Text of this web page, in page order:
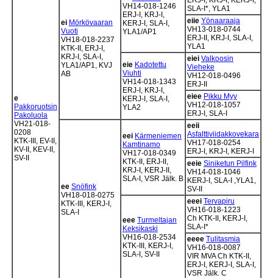
e
Pakkoruotsin
Pakoluola
VH21-018-
0208
KTK-III, EV-II,
KV-II, KEV-II,
SV-II
ei Mörkövaaran
Vuoti
VH18-018-2237
KTK-II, ERJ-I,
KRJ-I, SLA-I,
YLA1/AP1, KVJ
AB
VH14-018-1246
ERJ-I, KRJ-I,
KERJ-I, SLA-I,
YLA1/AP1
SLA-I*, YLA1
eiie Yönaaraaja
VH13-018-0744
ERJ-II, KRJ-I, SLA-I,
YLA1
eie Kadotettu
Viuhti
VH14-018-1343
ERJ-I, KRJ-I,
KERJ-I, SLA-I,
YLA2
eiei Valkoosin
Vieheke
VH12-018-0496
ERJ-II
eiee Pikku Myy
VH12-018-1057
ERJ-I, SLA-I
ee Snöfink
VH18-018-0275
KTK-III, KERJ-I,
SLA-I
eei Kärmeniemen
Kamtinamo
VH17-018-0349
KTK-II, ERJ-II,
KRJ-I, KERJ-II,
SLA-I, VSR Jälk. B
eeii
Asfalttiviidakkovekara
VH17-018-0254
ERJ-I, KRJ-I, KERJ-I
eeie Siniketun Pilfink
VH14-018-1046
KERJ-I, SLA-I ,YLA1,
SV-II
eee Turmeltajan
Keksikaski
VH16-018-2534
KTK-III, KERJ-I,
SLA-I, SV-II
eeei Tervapiru
VH16-018-1223
Ch KTK-II, KERJ-I,
SLA-I*
eeee Tulitasmia
VH16-018-0087
VIR MVA Ch KTK-II,
ERJ-I, KERJ-I, SLA-I,
VSR Jälk. C